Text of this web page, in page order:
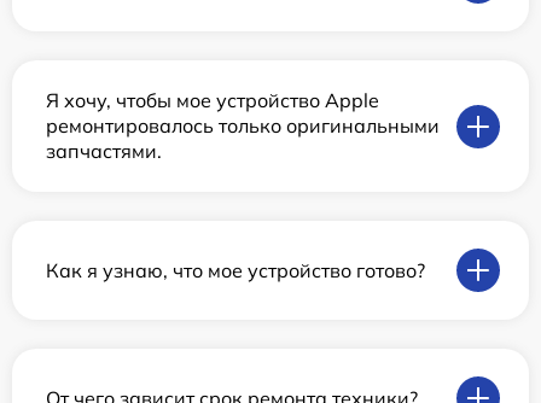
Я хочу, чтобы мое устройство Apple
ремонтировалось только оригинальными
запчастями.
Как я узнаю, что мое устройство готово?
От чего зависит срок ремонта техники?